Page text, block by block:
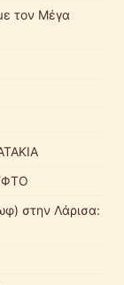
τον Μέγα
στην Λάρισα: